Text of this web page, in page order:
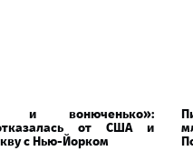
и вонюченько»:
от США и
с Нью-Йорком